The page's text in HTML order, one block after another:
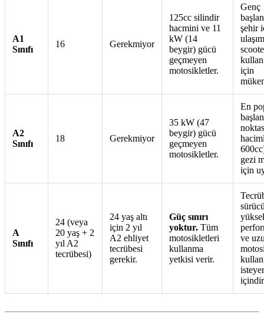
A1
Sınıfı
16 Gerekmiyor
125cc silindir
hacmini ve 11
kW (14
beygir) gücü
geçmeyen
motosikletler.
Genç
şehir
için
A2
Sınıfı
18 Gerekmiyor
35 kW (47
beygir) gücü
geçmeyen
motosikletler.
En
gezi
için
A
Sınıfı
24 (veya
20 yaş + 2
yıl A2
tecrübesi)
24 yaş altı
için 2 yıl
A2 ehliyet
tecrübesi
gerekir.
Güç sınırı
yoktur. Tüm
motosikletleri
kullanma
yetkisi verir.
ve